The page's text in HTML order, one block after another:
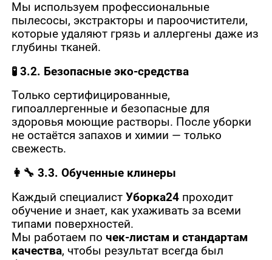
Мы используем профессиональные
пылесосы, экстракторы и пароочистители,
которые удаляют грязь и аллергены даже из
глубины тканей.
🧪 3.2. Безопасные эко-средства
Только сертифицированные,
гипоаллергенные и безопасные для
здоровья моющие растворы. После уборки
не остаётся запахов и химии — только
свежесть.
👩‍🔧 3.3. Обученные клинеры
Каждый специалист Уборка24проходит
обучение и знает, как ухаживать за всеми
типами поверхностей.
Мы работаем по чек-листам и стандартам
качества, чтобы результат всегда был